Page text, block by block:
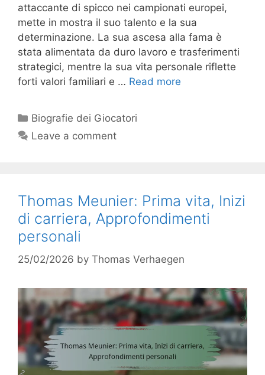
attaccante di spicco nei campionati europei,
mette in mostra il suo talento e la sua
determinazione. La sua ascesa alla fama è
stata alimentata da duro lavoro e trasferimenti
strategici, mentre la sua vita personale riflette
forti valori familiari e … Read more
Categories
Biografie dei Giocatori
Leave a comment
Thomas Meunier: Prima vita, Inizi
di carriera, Approfondimenti
personali
25/02/2026 by Thomas Verhaegen